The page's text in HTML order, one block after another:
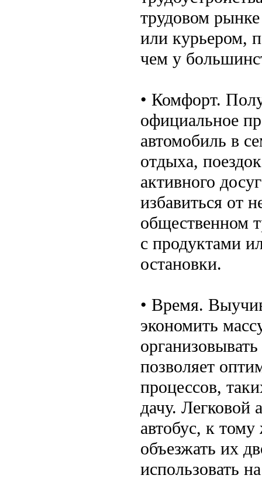
трудовом
или курьером,
чем у
• Комфорт.
официальное
автомобиль в
отдыха,
активного
избавиться от
общественном
с продуктами
остановки.
• Время.
экономить
позволяет
процессов,
дачу. Легковой
автобус, к
объезжать их
использовать